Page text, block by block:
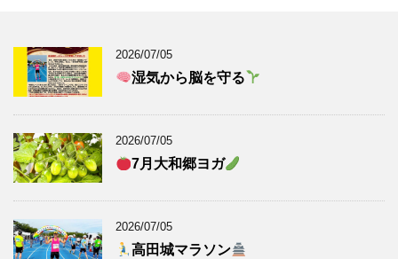
2026/07/05
湿気から脳を守る
2026/07/05
7月大和郷ヨガ
2026/07/05
高田城マラソン